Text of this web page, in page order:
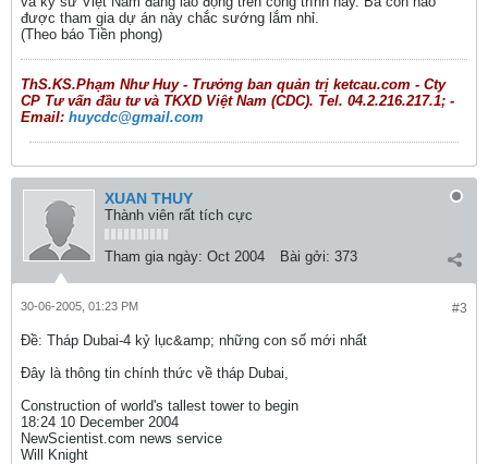
được tham gia dự án này chắc sướng lắm nhỉ.
(Theo báo Tiền phong)
ThS.KS.Phạm Như Huy - Trưởng ban quản trị ketcau.com - Cty
CP Tư vấn đầu tư và TKXD Việt Nam (CDC). Tel. 04.2.216.217.1; -
Email: huycdc@gmail.com
XUAN THUY
Thành viên rất tích cực
Tham gia ngày: Oct 2004 Bài gởi: 373
#3
30-06-2005, 01:23 PM
Ðề: Tháp Dubai-4 kỷ lục&amp; những con số mới nhất
Đây là thông tin chính thức về tháp Dubai,
Construction of world's tallest tower to begin
18:24 10 December 2004
NewScientist.com news service
Will Knight